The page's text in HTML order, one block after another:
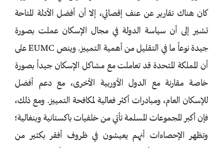
كان هناك تقارير عن عنف إقصائي، إلا أن أفضل الأدلة المتاحة
تشير إلى أن سياسة الدولة في مجال الإسكان عملت بصورة
جيدة نوعاً ما في التقليل من أهمية التمييز. وينص EUMC على
أن المملكة المتحدة قد تعاملت مع مشاكل الإسكان جيداً بصورة
خاصة مقارنة مع الدول الأوربية الأخرى، مع دعم أفضل
للإسكان العام، ومبادرات أكثر فعالية لمكافحة التمييز. ومع ذلك،
فإن أكبر المجموعات المسلمة تأتي من خلفيات باكستانية وبنغالية؛
وتظهر الإحصاءات أنهم يعيشون في ظروف أفقر بكثير من